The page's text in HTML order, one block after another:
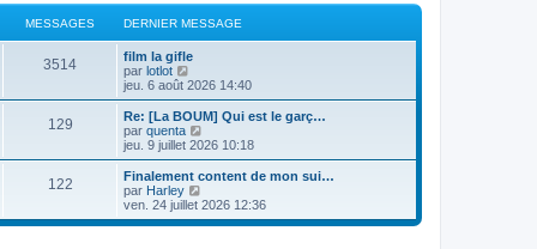
MESSAGES DERNIER MESSAGE
3514
film la gifle
par lotlot
o
i
r
l
e
e
r
n
i
e
jeu. 6 août 2026 14:40
129
Re: [La BOUM] Qui est le garç…
par quenta
o
i
r
e
e
jeu. 9 juillet 2026 10:18
122
Finalement content de mon sui…
par Harley
o
i
ven. 24 juillet 2026 12:36